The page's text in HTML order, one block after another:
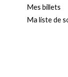
Mes billets
Ma liste de